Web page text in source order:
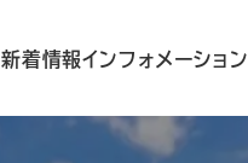
新着情報インフォメーション